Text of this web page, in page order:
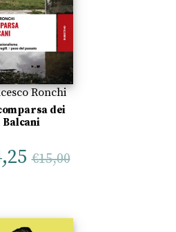
Ronchi
dei
Balcani
€15,00